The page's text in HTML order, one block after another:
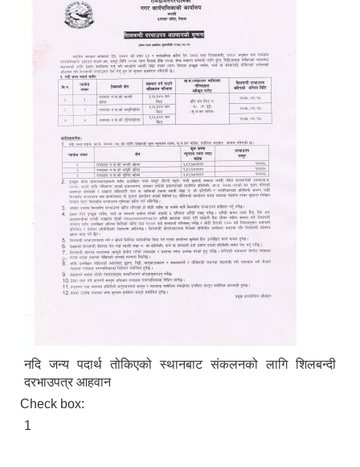
नदि जन्य पदार्थ तोकिएको स्थानबाट संकलनको लागि शिलबन्दी
दरभाउपत्र आहवान
Check box:
1